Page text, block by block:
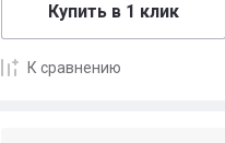
Купить в 1 клик
К сравнению